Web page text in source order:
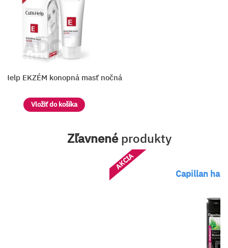
EKZÉM konopná masť nočná
Vložiť do košíka
Zľavnenéprodukty
Capillan hair
AKCIA